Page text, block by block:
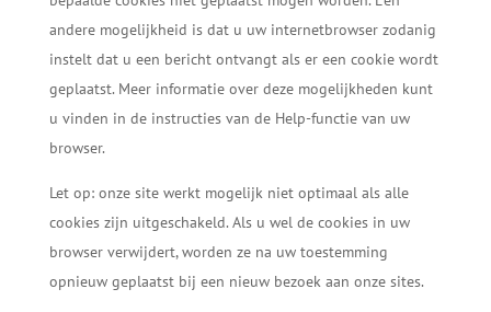
andere mogelijkheid is dat u uw internetbrowser zodanig
instelt dat u een bericht ontvangt als er een cookie wordt
geplaatst. Meer informatie over deze mogelijkheden kunt
u vinden in de instructies van de Help-functie van uw
browser.
Let op: onze site werkt mogelijk niet optimaal als alle
cookies zijn uitgeschakeld. Als u wel de cookies in uw
browser verwijdert, worden ze na uw toestemming
opnieuw geplaatst bij een nieuw bezoek aan onze sites.